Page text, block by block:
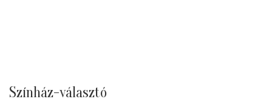
Színház-választó